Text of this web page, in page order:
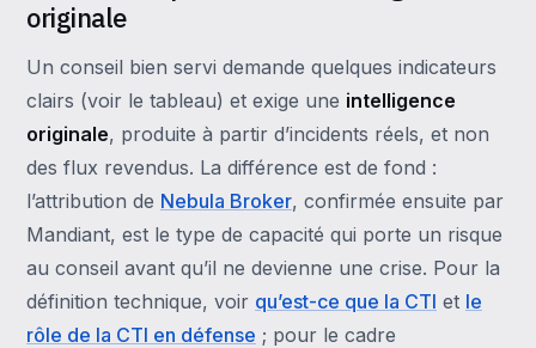
originale
Un conseil bien servi demande quelques indicateurs
clairs (voir le tableau) et exige une intelligence
originale, produite à partir d’incidents réels, et non
des flux revendus. La différence est de fond :
l’attribution de Nebula Broker, confirmée ensuite par
Mandiant, est le type de capacité qui porte un risque
au conseil avant qu’il ne devienne une crise. Pour la
définition technique, voir qu’est-ce que la CTI et le
rôle de la CTI en défense ; pour le cadre